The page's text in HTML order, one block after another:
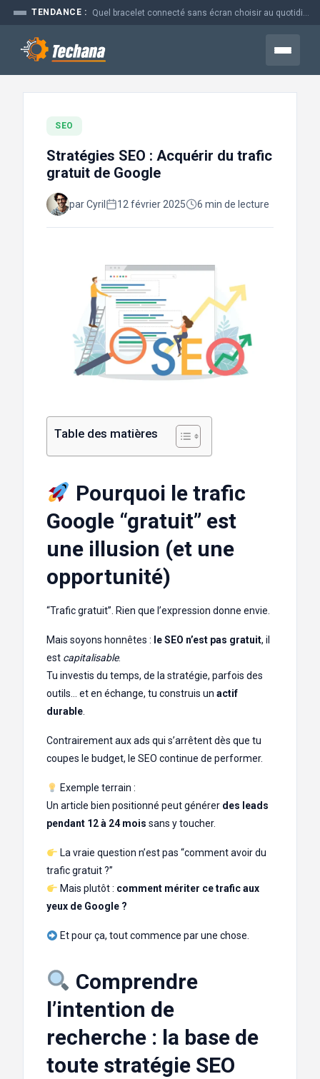
Aller
contenu
TENDANCE :
Menu
SEO
Stratégies SEO : Acquérir du trafic
gratuit de Google
par Cyril 12 février 2025 6 min de lecture
Table des matières
Pourquoi le trafic
Google “gratuit” est
une illusion (et une
opportunité)
“Trafic gratuit”. Rien que l’expression donne envie.
Mais soyons honnêtes : le SEO n’est pas gratuit, il
est capitalisable.
Tu investis du temps, de la stratégie, parfois des
outils… et en échange, tu construis un actif
durable.
Contrairement aux ads qui s’arrêtent dès que tu
coupes le budget, le SEO continue de performer.
Exemple terrain :
Un article bien positionné peut générer des leads
pendant 12 à 24 mois sans y toucher.
La vraie question n’est pas “comment avoir du
trafic gratuit ?”
Mais plutôt : comment mériter ce trafic aux
yeux de Google ?
Et pour ça, tout commence par une chose.
Comprendre
l’intention de
recherche : la base de
toute stratégie SEO